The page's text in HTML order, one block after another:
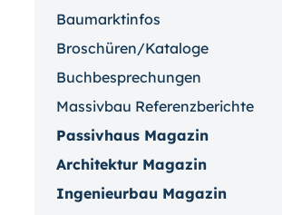
Baumarktinfos
Broschüren/Kataloge
Buchbesprechungen
Massivbau Referenzberichte
Passivhaus Magazin
Architektur Magazin
Ingenieurbau Magazin